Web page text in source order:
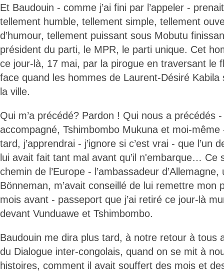
Et Baudouin - comme j’ai fini par l’appeler -
tellement humble, tellement simple, tellement
d’humour, tellement puissant sous Mobutu
président du parti, le MPR, le parti unique. Cet
ce jour-là, 17 mai, par la pirogue en traversant le
face quand les hommes de Laurent-Désiré Kabila
la ville.
Qui m’a précédé? Pardon ! Qui nous a précédés
accompagné, Tshimbombo Mukuna et moi-
tard, j’apprendrai - j’ignore si c’est vrai - que l’un
lui avait fait tant mal avant qu’il n'embarque… Ce
chemin de l’Europe - l’ambassadeur
Bönneman, m’avait conseillé de lui remettre mon
mois avant - passeport que j’ai retiré ce jour-là
devant Vunduawe et Tshimbombo.
Baudouin me dira plus tard, à notre retour à tous
du Dialogue inter-congolais, quand on se mit à
histoires, comment il avait souffert des mois et